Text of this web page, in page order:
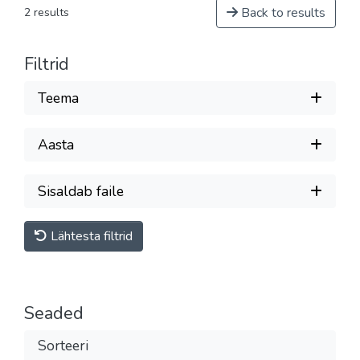
2 results Back to results
Filtrid
Teema
Aasta
Sisaldab faile
Lähtesta filtrid
Seaded
Sorteeri